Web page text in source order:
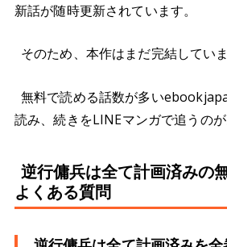
新話が随時更新されています。
そのため、本作はまだ完結していま
無料で読める話数が多い
読み、続きをLINEマンガで追うのが
逆行傭兵は全て計画済みの
よくある質問